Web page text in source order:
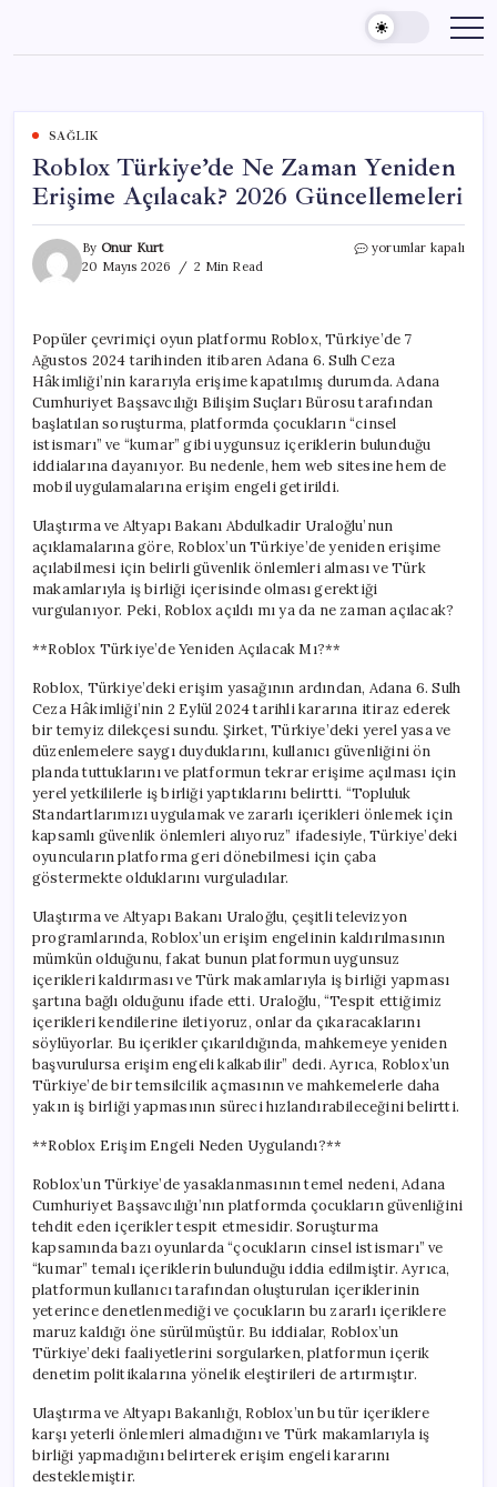
content
SAĞLIK
Roblox Türkiye’de Ne Zaman Yeniden
Erişime Açılacak? 2026 Güncellemeleri
By Onur Kurt
20 Mayıs 2026
2 Min Read
Roblox
Erişime
Açılacak?
2026
Güncellemeleri
yorumlar kapalı
Popüler çevrimiçi oyun platformu Roblox, Türkiye’de 7
Ağustos 2024 tarihinden itibaren Adana 6. Sulh Ceza
Hâkimliği’nin kararıyla erişime kapatılmış durumda. Adana
Cumhuriyet Başsavcılığı Bilişim Suçları Bürosu tarafından
başlatılan soruşturma, platformda çocukların “cinsel
istismarı” ve “kumar” gibi uygunsuz içeriklerin bulunduğu
iddialarına dayanıyor. Bu nedenle, hem web sitesine hem de
mobil uygulamalarına erişim engeli getirildi.
Ulaştırma ve Altyapı Bakanı Abdulkadir Uraloğlu’nun
açıklamalarına göre, Roblox’un Türkiye’de yeniden erişime
açılabilmesi için belirli güvenlik önlemleri alması ve Türk
makamlarıyla iş birliği içerisinde olması gerektiği
vurgulanıyor. Peki, Roblox açıldı mı ya da ne zaman açılacak?
**Roblox Türkiye’de Yeniden Açılacak Mı?**
Roblox, Türkiye’deki erişim yasağının ardından, Adana 6. Sulh
Ceza Hâkimliği’nin 2 Eylül 2024 tarihli kararına itiraz ederek
bir temyiz dilekçesi sundu. Şirket, Türkiye’deki yerel yasa ve
düzenlemelere saygı duyduklarını, kullanıcı güvenliğini ön
planda tuttuklarını ve platformun tekrar erişime açılması için
yerel yetkililerle iş birliği yaptıklarını belirtti. “Topluluk
Standartlarımızı uygulamak ve zararlı içerikleri önlemek için
kapsamlı güvenlik önlemleri alıyoruz” ifadesiyle, Türkiye’deki
oyuncuların platforma geri dönebilmesi için çaba
göstermekte olduklarını vurguladılar.
Ulaştırma ve Altyapı Bakanı Uraloğlu, çeşitli televizyon
programlarında, Roblox’un erişim engelinin kaldırılmasının
mümkün olduğunu, fakat bunun platformun uygunsuz
içerikleri kaldırması ve Türk makamlarıyla iş birliği yapması
şartına bağlı olduğunu ifade etti. Uraloğlu, “Tespit ettiğimiz
içerikleri kendilerine iletiyoruz, onlar da çıkaracaklarını
söylüyorlar. Bu içerikler çıkarıldığında, mahkemeye yeniden
başvurulursa erişim engeli kalkabilir” dedi. Ayrıca, Roblox’un
Türkiye’de bir temsilcilik açmasının ve mahkemelerle daha
yakın iş birliği yapmasının süreci hızlandırabileceğini belirtti.
**Roblox Erişim Engeli Neden Uygulandı?**
Roblox’un Türkiye’de yasaklanmasının temel nedeni, Adana
Cumhuriyet Başsavcılığı’nın platformda çocukların güvenliğini
tehdit eden içerikler tespit etmesidir. Soruşturma
kapsamında bazı oyunlarda “çocukların cinsel istismarı” ve
“kumar” temalı içeriklerin bulunduğu iddia edilmiştir. Ayrıca,
platformun kullanıcı tarafından oluşturulan içeriklerinin
yeterince denetlenmediği ve çocukların bu zararlı içeriklere
maruz kaldığı öne sürülmüştür. Bu iddialar, Roblox’un
Türkiye’deki faaliyetlerini sorgularken, platformun içerik
denetim politikalarına yönelik eleştirileri de artırmıştır.
Ulaştırma ve Altyapı Bakanlığı, Roblox’un bu tür içeriklere
karşı yeterli önlemleri almadığını ve Türk makamlarıyla iş
birliği yapmadığını belirterek erişim engeli kararını
desteklemiştir.